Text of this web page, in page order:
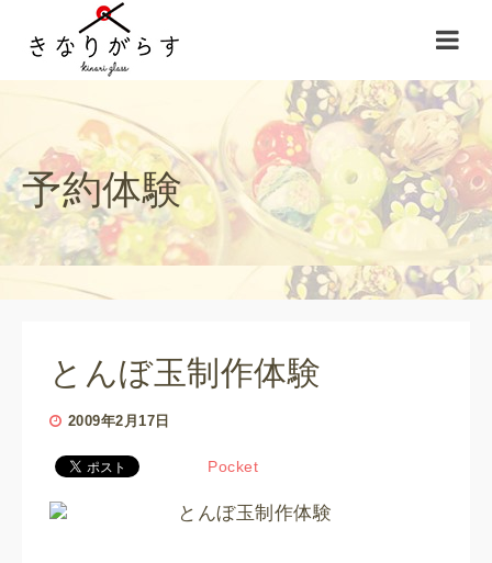
予約体験
とんぼ玉制作体験
2009年2月17日
Pocket